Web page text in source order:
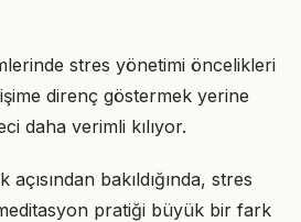
stres yönetimi öncelikleri
direnç göstermek yerine
daha verimli kılıyor.
bakıldığında, stres
pratiği büyük bir fark